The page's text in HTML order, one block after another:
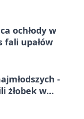
ochłody w
fali upałów
-
żłobek w